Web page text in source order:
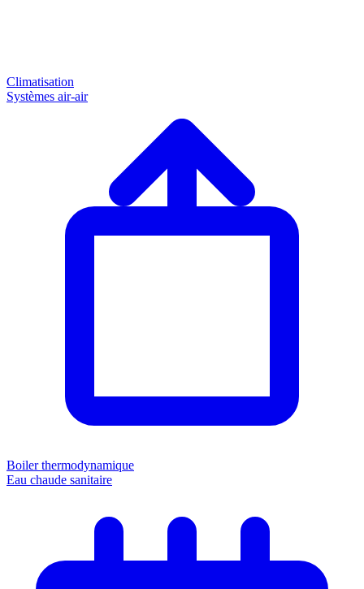
Climatisation
Systèmes air-air
Boiler thermodynamique
Eau chaude sanitaire